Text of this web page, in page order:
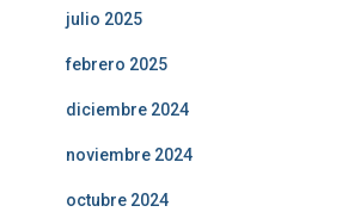
julio 2025
febrero 2025
diciembre 2024
noviembre 2024
octubre 2024